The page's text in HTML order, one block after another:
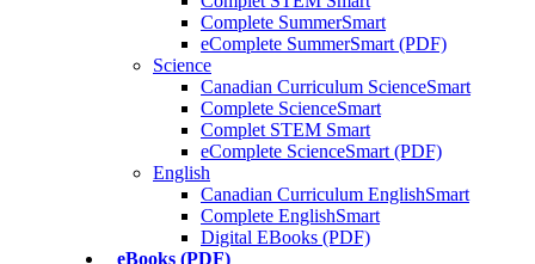
Complete SummerSmart
eComplete SummerSmart (PDF)
Science
Canadian Curriculum ScienceSmart
Complete ScienceSmart
Complet STEM Smart
eComplete ScienceSmart (PDF)
English
Canadian Curriculum EnglishSmart
Complete EnglishSmart
Digital EBooks (PDF)
eBooks (PDF)